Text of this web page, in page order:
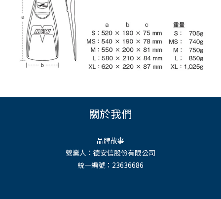
關於我們
品牌故事
營業人：德安信股份有限公司
統一編號：23636686